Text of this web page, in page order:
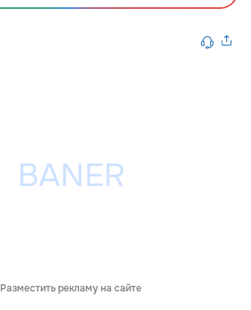
Разместить рекламу на сайте